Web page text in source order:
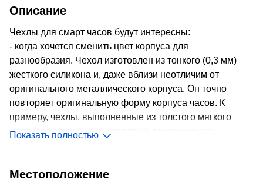
Описание
Чехлы для смарт часов будут интересны:
- когда хочется сменить цвет корпуса для
разнообразия. Чехол изготовлен из тонкого (0,3 мм)
жесткого силикона и, даже вблизи неотличим от
оригинального металлического корпуса. Он точно
повторяет оригинальную форму корпуса часов. К
примеру, чехлы, выполненные из толстого мягкого
матового силикона выглядят на дорогих часах
- для защиты корпуса от повреждений во время
Показать полностью
Местоположение